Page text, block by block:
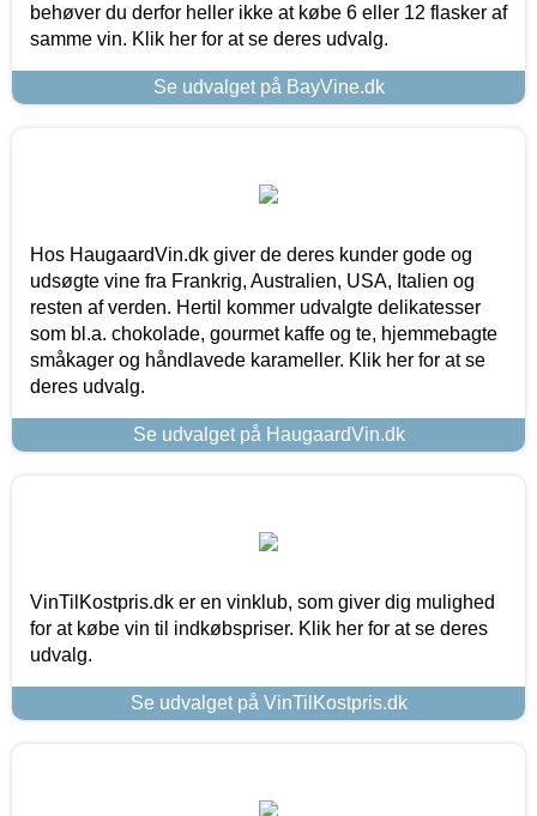
behøver du derfor heller ikke at købe 6 eller 12 flasker af
samme vin. Klik her for at se deres udvalg.
Se udvalget på BayVine.dk
Hos HaugaardVin.dk giver de deres kunder gode og
udsøgte vine fra Frankrig, Australien, USA, Italien og
resten af verden. Hertil kommer udvalgte delikatesser
som bl.a. chokolade, gourmet kaffe og te, hjemmebagte
småkager og håndlavede karameller. Klik her for at se
deres udvalg.
Se udvalget på HaugaardVin.dk
VinTilKostpris.dk er en vinklub, som giver dig mulighed
for at købe vin til indkøbspriser. Klik her for at se deres
udvalg.
Se udvalget på VinTilKostpris.dk